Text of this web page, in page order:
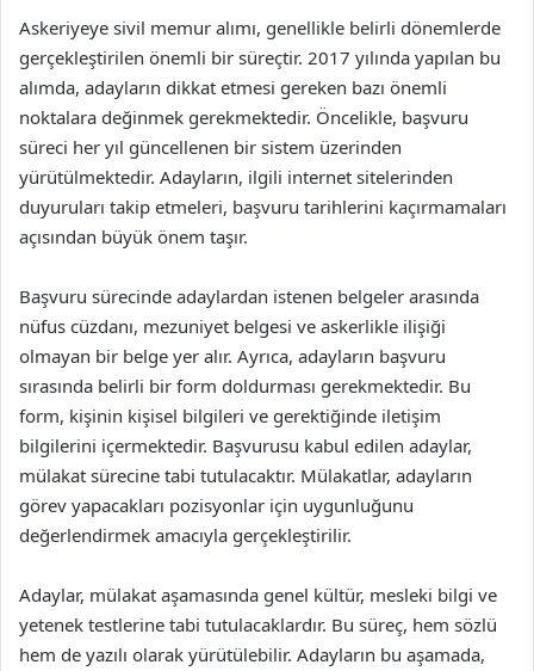
Askeriyeye sivil memur alımı, genellikle belirli dönemlerde
gerçekleştirilen önemli bir süreçtir. 2017 yılında yapılan bu
alımda, adayların dikkat etmesi gereken bazı önemli
noktalara değinmek gerekmektedir. Öncelikle, başvuru
süreci her yıl güncellenen bir sistem üzerinden
yürütülmektedir. Adayların, ilgili internet sitelerinden
duyuruları takip etmeleri, başvuru tarihlerini kaçırmamaları
açısından büyük önem taşır.
Başvuru sürecinde adaylardan istenen belgeler arasında
nüfus cüzdanı, mezuniyet belgesi ve askerlikle ilişiği
olmayan bir belge yer alır. Ayrıca, adayların başvuru
sırasında belirli bir form doldurması gerekmektedir. Bu
form, kişinin kişisel bilgileri ve gerektiğinde iletişim
bilgilerini içermektedir. Başvurusu kabul edilen adaylar,
mülakat sürecine tabi tutulacaktır. Mülakatlar, adayların
görev yapacakları pozisyonlar için uygunluğunu
değerlendirmek amacıyla gerçekleştirilir.
Adaylar, mülakat aşamasında genel kültür, mesleki bilgi ve
yetenek testlerine tabi tutulacaklardır. Bu süreç, hem sözlü
hem de yazılı olarak yürütülebilir. Adayların bu aşamada,